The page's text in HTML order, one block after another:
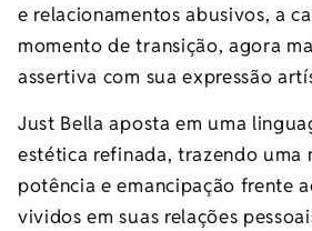
e relacionamentos abusivos, a
momento de transição, agora
assertiva com sua expressão
Just Bella aposta em uma
estética refinada, trazendo uma
potência e emancipação frente
vividos em suas relações